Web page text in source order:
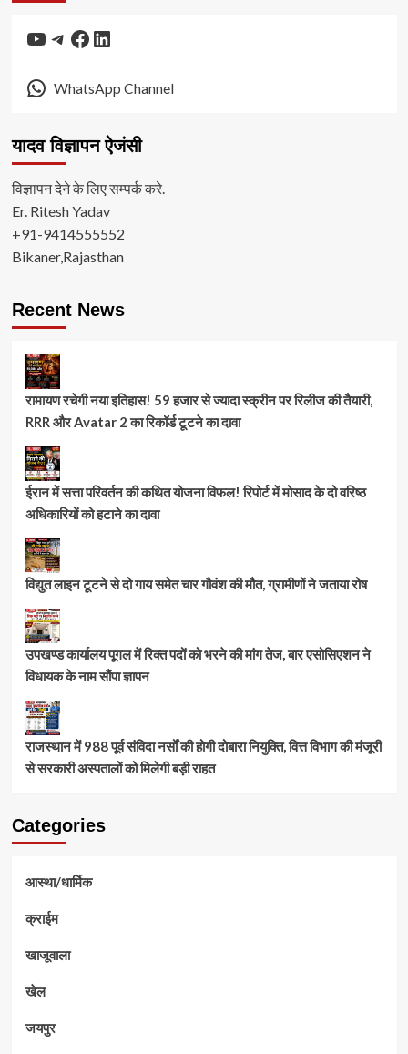
YouTube
Telegram
Facebook
LinkedIn
WhatsApp Channel
यादव विज्ञापन ऐजंसी
विज्ञापन देने के लिए सम्पर्क करे.
Er. Ritesh Yadav
+91-9414555552
Bikaner,Rajasthan
Recent News
रामायण रचेगी नया इतिहास! 59 हजार से ज्यादा स्क्रीन पर रिलीज की तैयारी,
RRR और Avatar 2 का रिकॉर्ड टूटने का दावा
ईरान में सत्ता परिवर्तन की कथित योजना विफल! रिपोर्ट में मोसाद के दो वरिष्ठ
अधिकारियों को हटाने का दावा
विद्युत लाइन टूटने से दो गाय समेत चार गौवंश की मौत, ग्रामीणों ने जताया रोष
उपखण्ड कार्यालय पूगल में रिक्त पदों को भरने की मांग तेज, बार एसोसिएशन ने
विधायक के नाम सौंपा ज्ञापन
राजस्थान में 988 पूर्व संविदा नर्सों की होगी दोबारा नियुक्ति, वित्त विभाग की मंजूरी
से सरकारी अस्पतालों को मिलेगी बड़ी राहत
Categories
आस्था/धार्मिक
क्राईम
खाजूवाला
खेल
जयपुर